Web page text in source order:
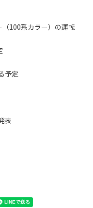
100系カラー）の運転
予定
表